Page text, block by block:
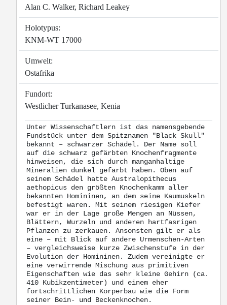
Alan C. Walker, Richard Leakey
Holotypus:
KNM-WT 17000
Umwelt:
Ostafrika
Fundort:
Westlicher Turkanasee, Kenia
Unter Wissenschaftlern ist das namensgebende
Fundstück unter dem Spitznamen "Black Skull"
bekannt – schwarzer Schädel. Der Name soll
auf die schwarz gefärbten Knochenfragmente
hinweisen, die sich durch manganhaltige
Mineralien dunkel gefärbt haben. Oben auf
seinem Schädel hatte Australopithecus
aethopicus den größten Knochenkamm aller
bekannten Homininen, an dem seine Kaumuskeln
befestigt waren. Mit seinem riesigen Kiefer
war er in der Lage große Mengen an Nüssen,
Blättern, Wurzeln und anderen hartfasrigen
Pflanzen zu zerkauen. Ansonsten gilt er als
eine – mit Blick auf andere Urmenschen-Arten
– vergleichsweise kurze Zwischenstufe in der
Evolution der Homininen. Zudem vereinigte er
eine verwirrende Mischung aus primitiven
Eigenschaften wie das sehr kleine Gehirn (ca.
410 Kubikzentimeter) und einem eher
fortschrittlichen Körperbau wie die Form
seiner Bein- und Beckenknochen.